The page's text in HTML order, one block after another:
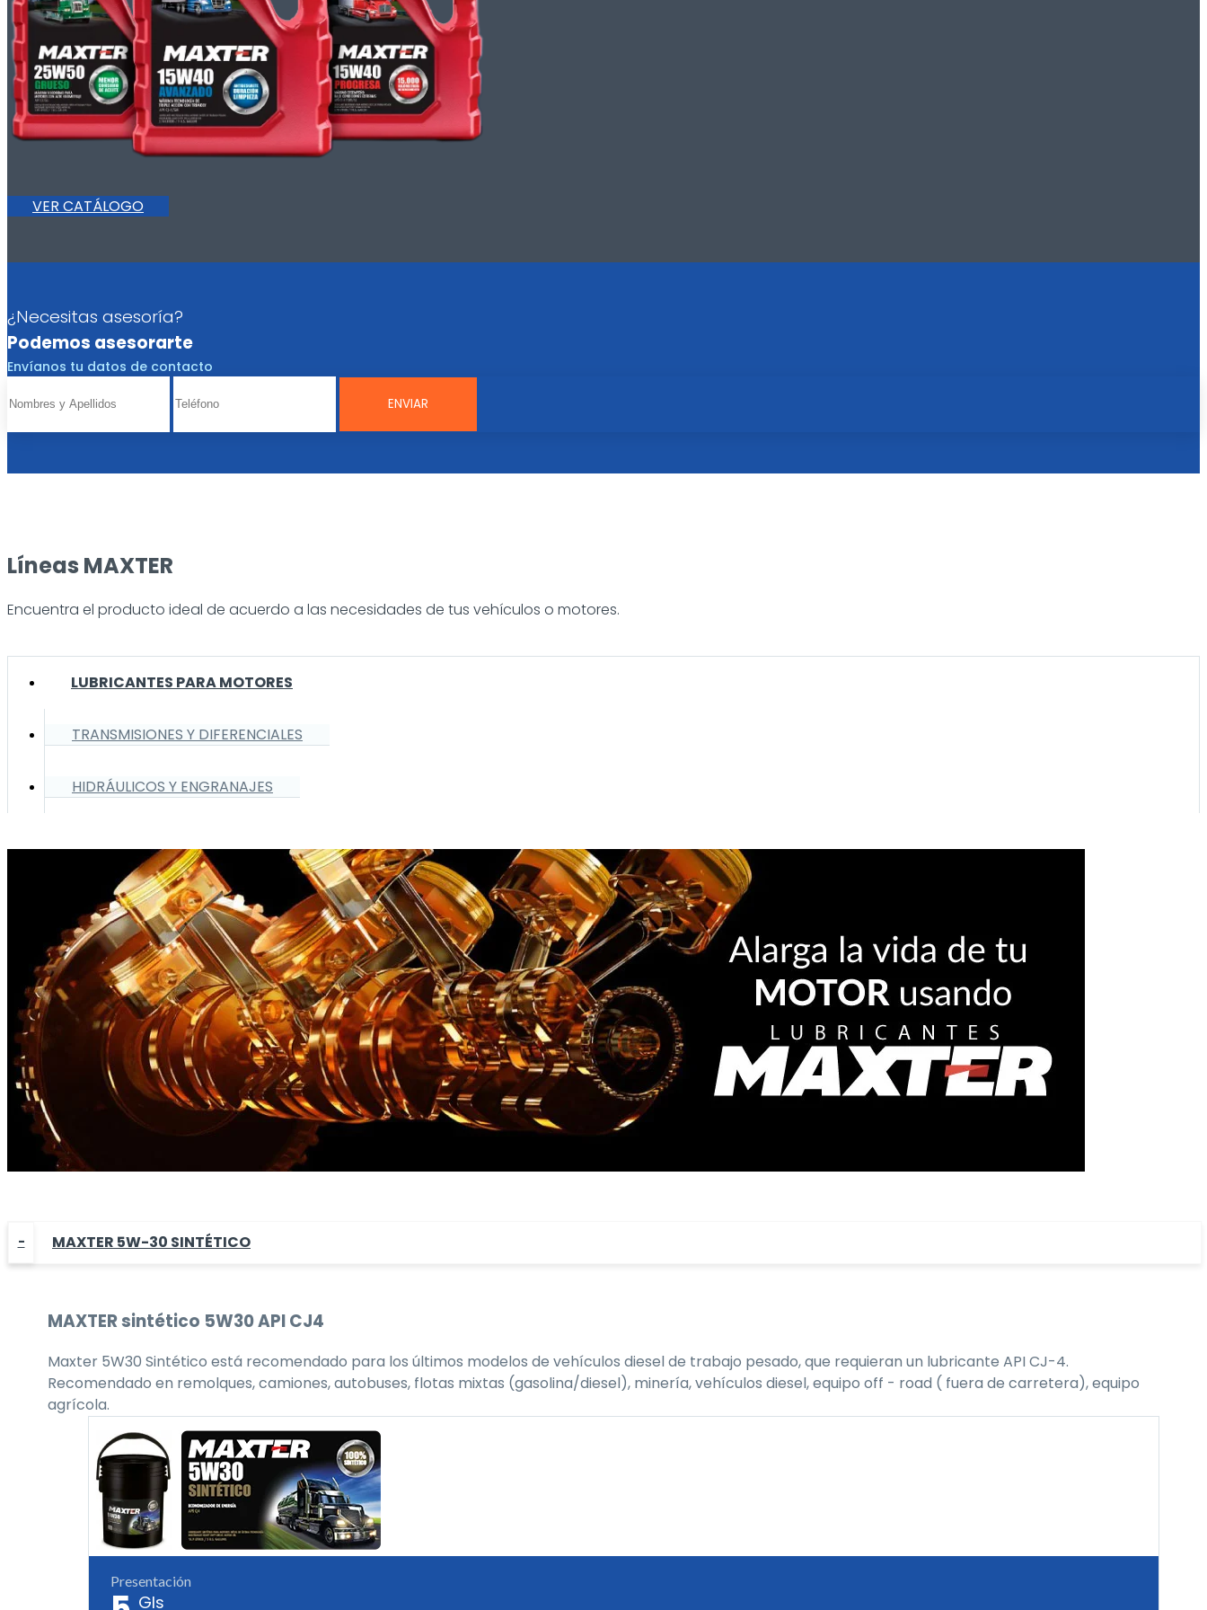
VER CATÁLOGO
¿Necesitas asesoría?
Podemos asesorarte
Envíanos tu datos de contacto
Líneas MAXTER
Encuentra el producto ideal de acuerdo a las necesidades de tus vehículos o motores.
LUBRICANTES PARA MOTORES
TRANSMISIONES Y DIFERENCIALES
HIDRÁULICOS Y ENGRANAJES
MAXTER 5W-30 SINTÉTICO
MAXTERsintético 5W30API CJ4
Maxter 5W30 Sintético está recomendado para los últimos modelos de vehículos diesel de trabajo pesado, que requieran un lubricante API CJ-4.
Recomendado en remolques, camiones, autobuses, flotas mixtas (gasolina/diesel), minería, vehículos diesel, equipo off - road ( fuera de carretera), equipo
agrícola.
Presentación
Gls